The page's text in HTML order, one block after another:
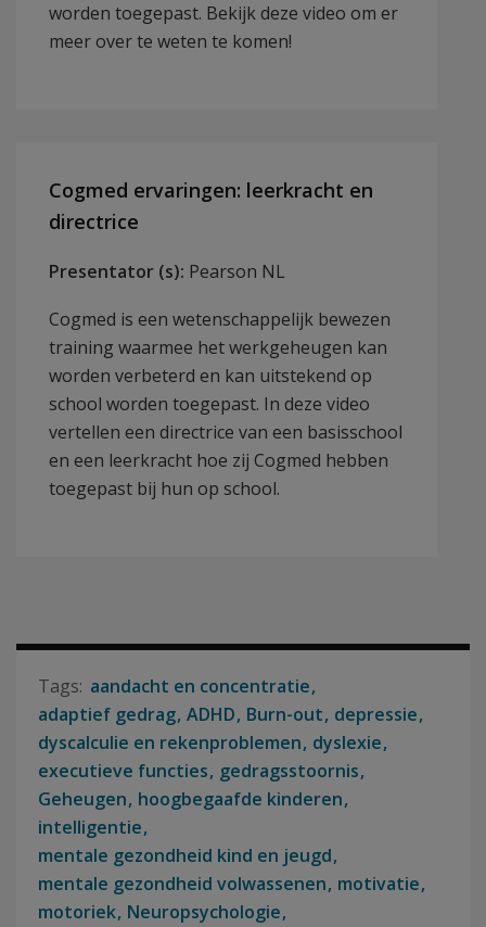
worden toegepast. Bekijk deze video om er
meer over te weten te komen!
Cogmed ervaringen: leerkracht en
directrice
Presentator (s): Pearson NL
Cogmed is een wetenschappelijk bewezen
training waarmee het werkgeheugen kan
worden verbeterd en kan uitstekend op
school worden toegepast. In deze video
vertellen een directrice van een basisschool
en een leerkracht hoe zij Cogmed hebben
toegepast bij hun op school.
aandacht en concentratie
adaptief gedrag ADHD Burn-out depressie
dyscalculie en rekenproblemen dyslexie
executieve functies gedragsstoornis
Geheugen hoogbegaafde kinderen
intelligentie
mentale gezondheid kind en jeugd
mentale gezondheid volwassenen motivatie
motoriek Neuropsychologie